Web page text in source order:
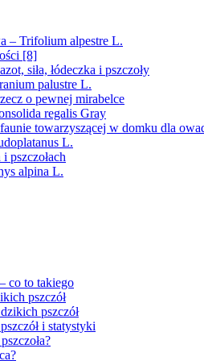
– Trifolium alpestre L.
[8]
siła, łódeczka i pszczoły
palustre L.
o pewnej mirabelce
regalis Gray
towarzyszącej w domku dla
L.
pszczołach
alpina L.
co to takiego
pszczół
pszczół
i statystyki